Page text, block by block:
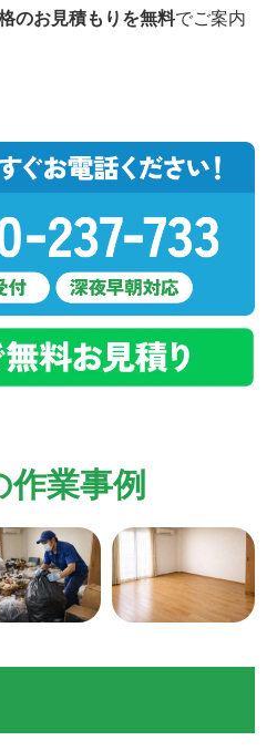
のお見積もりを無料でご案内
作業事例